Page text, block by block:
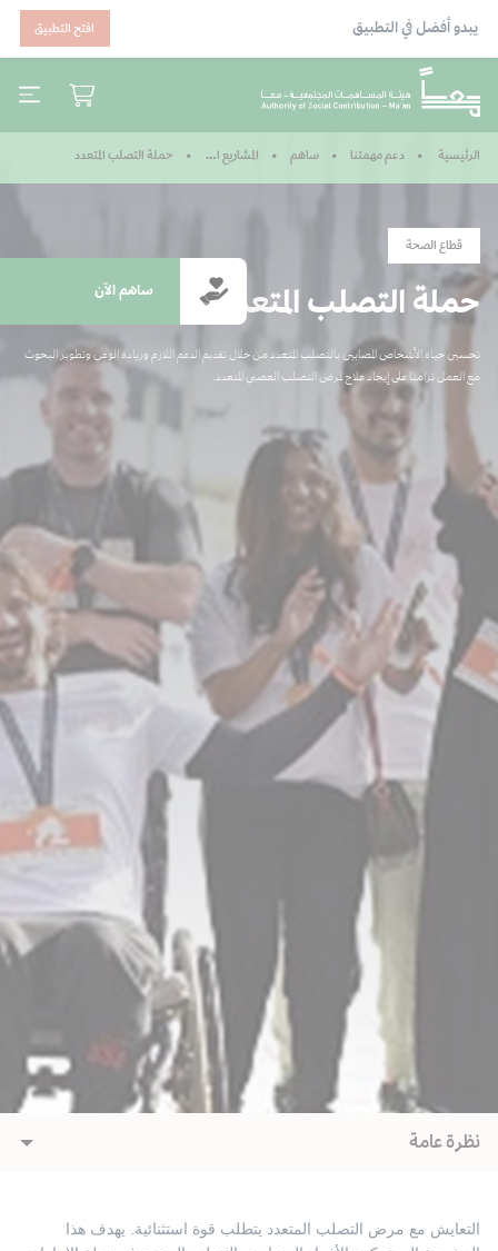
يبدو أفضل في التطبيق افتح التطبيق
الرئيسية دعم مهمتنا ساهم المشاريع المكتملة حملة التصلب المتعدد
قطاع الصحة
حملة التصلب المتعدد
تحسين حياة الأشخاص المصابين بالتصلب المتعدد من خلال تقديم الدعم اللازم وزيادة الوعي وتطوير البحوث
مع العمل تزامنا على إيجاد علاج لمرض التصلب العصبي المتعدد.
نظرة عامة
التعايش مع مرض التصلب المتعدد يتطلب قوة استثنائية. يهدف هذا
ساهم الآن